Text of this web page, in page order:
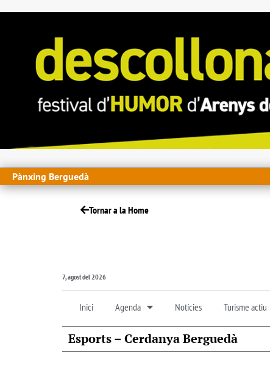
Pànxing Berguedà
Tornar a la Home
7, agost del 2026
Inici Agenda Notícies Turisme actiu
Esports – Cerdanya Berguedà